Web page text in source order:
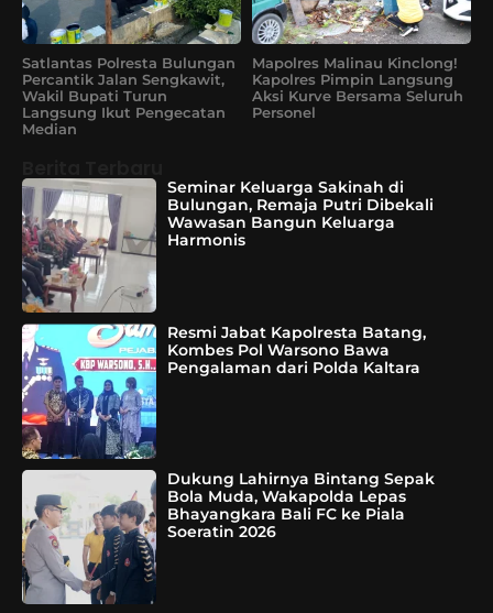
Satlantas Polresta Bulungan
Percantik Jalan Sengkawit,
Wakil Bupati Turun
Langsung Ikut Pengecatan
Median
Mapolres Malinau Kinclong!
Kapolres Pimpin Langsung
Aksi Kurve Bersama Seluruh
Personel
Seminar Keluarga Sakinah di
Bulungan, Remaja Putri Dibekali
Wawasan Bangun Keluarga
Harmonis
Resmi Jabat Kapolresta Batang,
Kombes Pol Warsono Bawa
Pengalaman dari Polda Kaltara
Dukung Lahirnya Bintang Sepak
Bola Muda, Wakapolda Lepas
Bhayangkara Bali FC ke Piala
Soeratin 2026